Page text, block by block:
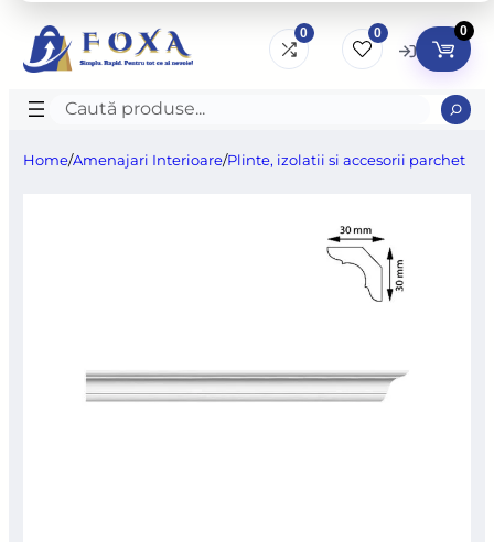
0 0 0
Caută
produse
Home/Amenajari Interioare/Plinte, izolatii si accesorii parchet